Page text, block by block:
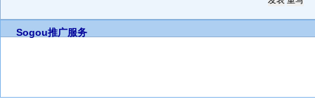
Sogou推广服务